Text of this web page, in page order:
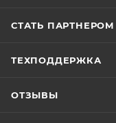
СТАТЬ ПАРТНЕРОМ
ТЕХПОДДЕРЖКА
ОТЗЫВЫ